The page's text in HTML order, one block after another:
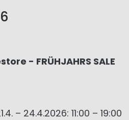
- FRÜHJAHRS SALE
– 24.4.2026: 11:00 – 19:00